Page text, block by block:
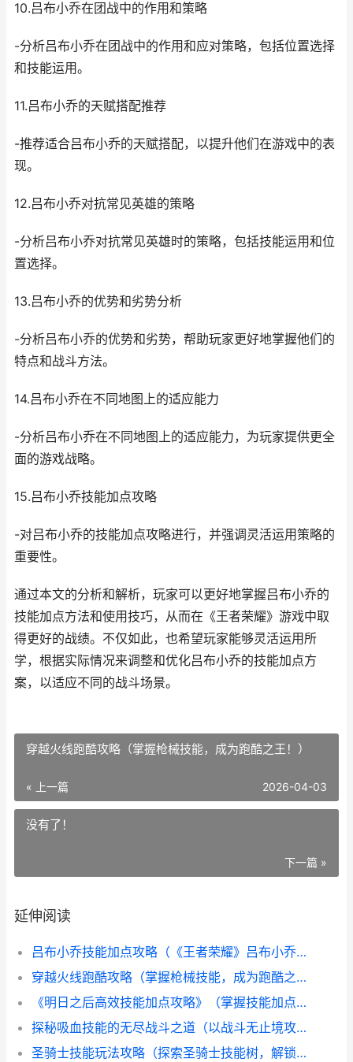
10.吕布小乔在团战中的作用和策略
-分析吕布小乔在团战中的作用和应对策略，包括位置选择
和技能运用。
11.吕布小乔的天赋搭配推荐
-推荐适合吕布小乔的天赋搭配，以提升他们在游戏中的表
现。
12.吕布小乔对抗常见英雄的策略
-分析吕布小乔对抗常见英雄时的策略，包括技能运用和位
置选择。
13.吕布小乔的优势和劣势分析
-分析吕布小乔的优势和劣势，帮助玩家更好地掌握他们的
特点和战斗方法。
14.吕布小乔在不同地图上的适应能力
-分析吕布小乔在不同地图上的适应能力，为玩家提供更全
面的游戏战略。
15.吕布小乔技能加点攻略
-对吕布小乔的技能加点攻略进行，并强调灵活运用策略的
重要性。
通过本文的分析和解析，玩家可以更好地掌握吕布小乔的
技能加点方法和使用技巧，从而在《王者荣耀》游戏中取
得更好的战绩。不仅如此，也希望玩家能够灵活运用所
学，根据实际情况来调整和优化吕布小乔的技能加点方
案，以适应不同的战斗场景。
穿越火线跑酷攻略（掌握枪械技能，成为跑酷之王！）
« 上一篇 2026-04-03
没有了！
下一篇 »
延伸阅读
吕布小乔技能加点攻略（《王者荣耀》吕布小乔技能加点及使用技巧解析）
穿越火线跑酷攻略（掌握枪械技能，成为跑酷之王！）
《明日之后高效技能加点攻略》（掌握技能加点技巧，提升生存效率）
探秘吸血技能的无尽战斗之道（以战斗无止境攻略吸血技能，开启属于你的无敌之路）
圣骑士技能玩法攻略（探索圣骑士技能树，解锁强大的战斗策略与神圣力量）